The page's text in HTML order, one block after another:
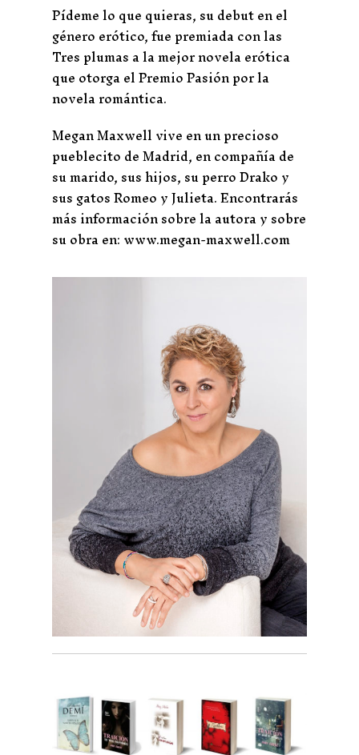
Pídeme lo que quieras, su debut en el
género erótico, fue premiada con las
Tres plumas a la mejor novela erótica
que otorga el Premio Pasión por la
novela romántica.
Megan Maxwell vive en un precioso
pueblecito de Madrid, en compañía de
su marido, sus hijos, su perro Drako y
sus gatos Romeo y Julieta. Encontrarás
más información sobre la autora y sobre
su obra en: www.megan-maxwell.com